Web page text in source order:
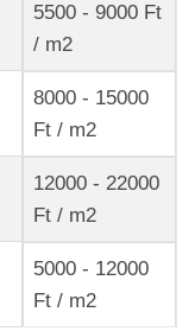
5500 - 9000 Ft
/ m2
8000 - 15000
Ft / m2
12000 - 22000
Ft / m2
5000 - 12000
Ft / m2